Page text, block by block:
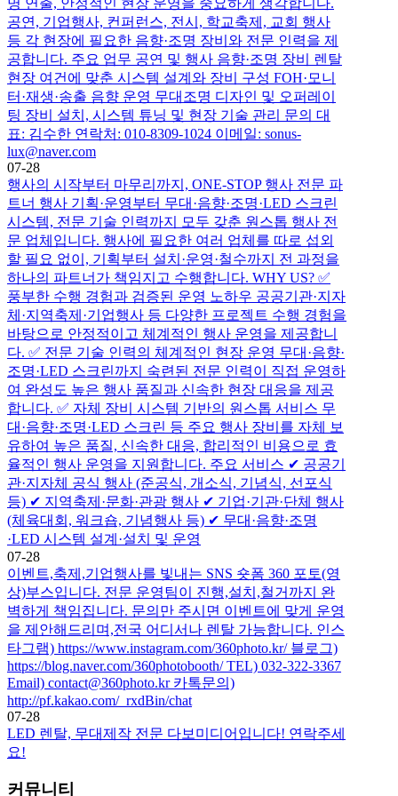
공연, 기업행사, 컨퍼런스, 전시, 학교축제, 교회 행사
등 각 현장에 필요한 음향·조명 장비와 전문 인력을 제
공합니다. 주요 업무 공연 및 행사 음향·조명 장비 렌탈
현장 여건에 맞춘 시스템 설계와 장비 구성 FOH·모니
터·재생·송출 음향 운영 무대조명 디자인 및 오퍼레이
팅 장비 설치, 시스템 튜닝 및 현장 기술 관리 문의 대
표: 김수한 연락처: 010-8309-1024 이메일: sonus-
lux@naver.com
07-28
행사의 시작부터 마무리까지, ONE-STOP 행사 전문 파
트너 행사 기획·운영부터 무대·음향·조명·LED 스크린
시스템, 전문 기술 인력까지 모두 갖춘 원스톱 행사 전
문 업체입니다. 행사에 필요한 여러 업체를 따로 섭외
할 필요 없이, 기획부터 설치·운영·철수까지 전 과정을
하나의 파트너가 책임지고 수행합니다. WHY US? ✅
풍부한 수행 경험과 검증된 운영 노하우 공공기관·지자
체·지역축제·기업행사 등 다양한 프로젝트 수행 경험을
바탕으로 안정적이고 체계적인 행사 운영을 제공합니
다. ✅ 전문 기술 인력의 체계적인 현장 운영 무대·음향·
조명·LED 스크린까지 숙련된 전문 인력이 직접 운영하
여 완성도 높은 행사 품질과 신속한 현장 대응을 제공
합니다. ✅ 자체 장비 시스템 기반의 원스톱 서비스 무
대·음향·조명·LED 스크린 등 주요 행사 장비를 자체 보
유하여 높은 품질, 신속한 대응, 합리적인 비용으로 효
율적인 행사 운영을 지원합니다. 주요 서비스 ✔ 공공기
관·지자체 공식 행사 (준공식, 개소식, 기념식, 선포식
등) ✔ 지역축제·문화·관광 행사 ✔ 기업·기관·단체 행사
(체육대회, 워크숍, 기념행사 등) ✔ 무대·음향·조명
·LED 시스템 설계·설치 및 운영
07-28
이벤트,축제,기업행사를 빛내는 SNS 숏폼 360 포토(영
상)부스입니다. 전문 운영팀이 진행,설치,철거까지 완
벽하게 책임집니다. 문의만 주시면 이벤트에 맞게 운영
을 제안해드리며,전국 어디서나 렌탈 가능합니다. 인스
타그램) https://www.instagram.com/360photo.kr/ 블로그)
https://blog.naver.com/360photobooth/ TEL) 032-322-3367
Email) contact@360photo.kr 카톡문의)
http://pf.kakao.com/_rxdBin/chat
07-28
LED 렌탈, 무대제작 전문 다보미디어입니다! 연락주세
요!
커뮤니티